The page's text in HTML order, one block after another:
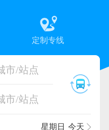
定制专线
市/站点
市/站点
星期日 今天